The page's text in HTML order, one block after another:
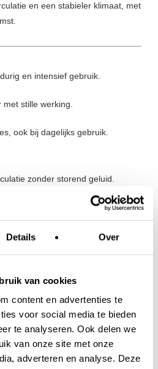
Details Over
van cookies
content en advertenties te
voor social media te bieden
te analyseren. Ook delen we
van onze site met onze
adverteren en analyse. Deze
en een stabieler klimaat, met
en intensief gebruik.
met stille werking.
ook bij dagelijks gebruik.
zonder storend geluid.
verstelbare hoek.
voor optimale controle.
gebouwd.
werkplaatsen en